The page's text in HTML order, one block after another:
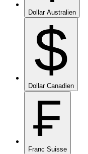
Dollar Australien
$
Dollar Canadien
₣
Franc Suisse